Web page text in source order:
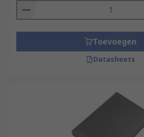
Toevoegen
Datasheets